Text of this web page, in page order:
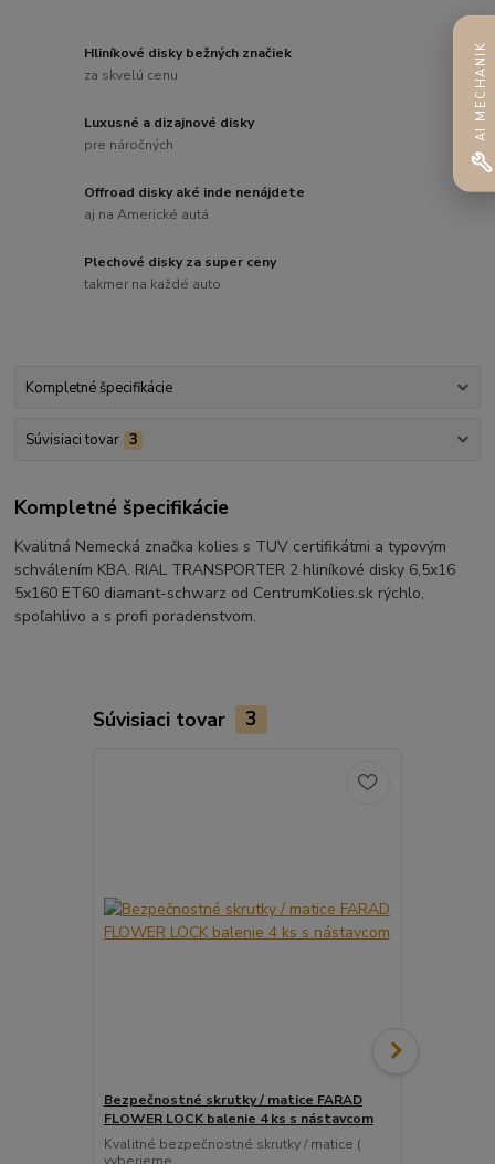
Hliníkové disky bežných značiek
za skvelú cenu
Luxusné a dizajnové disky
pre náročných
Offroad disky aké inde nenájdete
aj na Americké autá
Plechové disky za super ceny
takmer na každé auto
Kompletné špecifikácie
Súvisiaci tovar 3
Kompletné špecifikácie
Kvalitná Nemecká značka kolies s TUV certifikátmi a typovým
schválením KBA. RIAL TRANSPORTER 2 hliníkové disky 6,5x16
5x160 ET60 diamant-schwarz od CentrumKolies.sk rýchlo,
spoľahlivo a s profi poradenstvom.
Súvisiaci tovar 3
Bezpečnostné skrutky / matice FARAD
FLOWER LOCK balenie 4 ks s nástavcom
Kvalitné bezpečnostné skrutky / matice (
AI MECHANIK